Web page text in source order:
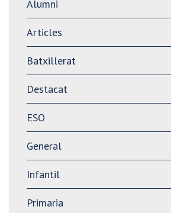
Alumni
Articles
Batxillerat
Destacat
ESO
General
Infantil
Primaria